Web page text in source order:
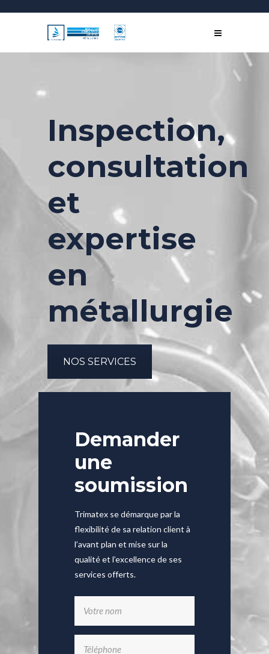
Inspection,
consultation
et
expertise
en
métallurgie
NOS SERVICES
Demander
une
soumission
Trimatex se démarque par la
flexibilité de sa relation client à
l’avant plan et mise sur la
qualité et l’excellence de ses
services offerts.